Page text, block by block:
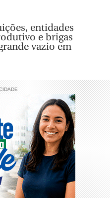
entidades
e brigas
vazio em